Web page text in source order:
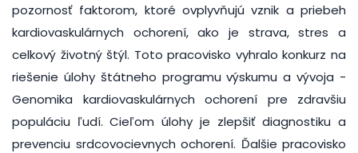
pozornosť faktorom, ktoré ovplyvňujú vznik a priebeh
kardiovaskulárnych ochorení, ako je strava, stres a
celkový životný štýl. Toto pracovisko vyhralo konkurz na
riešenie úlohy štátneho programu výskumu a vývoja -
Genomika kardiovaskulárnych ochorení pre zdravšiu
populáciu ľudí. Cieľom úlohy je zlepšiť diagnostiku a
prevenciu srdcovocievnych ochorení. Ďalšie pracovisko